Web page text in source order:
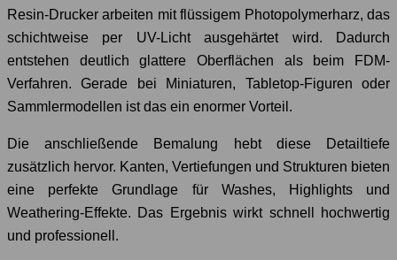
Resin-Drucker arbeiten mit flüssigem Photopolymerharz, das
schichtweise per UV-Licht ausgehärtet wird. Dadurch
entstehen deutlich glattere Oberflächen als beim FDM-
Verfahren. Gerade bei Miniaturen, Tabletop-Figuren oder
Sammlermodellen ist das ein enormer Vorteil.
Die anschließende Bemalung hebt diese Detailtiefe
zusätzlich hervor. Kanten, Vertiefungen und Strukturen bieten
eine perfekte Grundlage für Washes, Highlights und
Weathering-Effekte. Das Ergebnis wirkt schnell hochwertig
und professionell.